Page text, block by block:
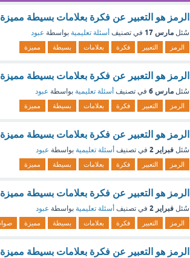
الرمز هو التعبير عن فكرة بعلامات بسيطة
سُئل مارس 17 في تصنيف أسئلة تعليمية بواسطة عبود
الرمز التعبير فكرة بعلامات بسيطة مميزة
الرمز هو التعبير عن فكرة بعلامات بسيطة
سُئل مارس 6 في تصنيف أسئلة تعليمية بواسطة عبود
الرمز التعبير فكرة بعلامات بسيطة مميزة
الرمز هو التعبير عن فكرة بعلامات بسيطة
سُئل فبراير 2 في تصنيف أسئلة تعليمية بواسطة عبود
الرمز التعبير فكرة بعلامات بسيطة مميزة
الرمز هو التعبير عن فكرة بعلامات بسيطة
سُئل فبراير 2 في تصنيف أسئلة تعليمية بواسطة عبود
الرمز التعبير فكرة بعلامات بسيطة مميزة
الرمز هو التعبير عن فكرة بعلامات بسيطة مميزة (1 نقطة) - مع